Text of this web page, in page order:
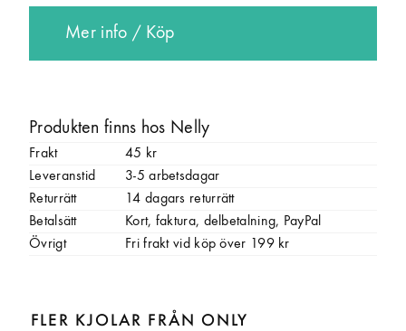
Mer info / Köp
Produkten finns hos Nelly
Frakt
45 kr
Leveranstid
3-5 arbetsdagar
Returrätt
14 dagars returrätt
Betalsätt
Kort, faktura, delbetalning, PayPal
Övrigt
Fri frakt vid köp över 199 kr
FLER KJOLAR FRÅN ONLY